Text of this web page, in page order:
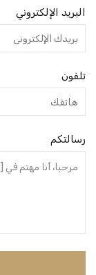
البريد الإلكتروني
تلفون
رسالتكم